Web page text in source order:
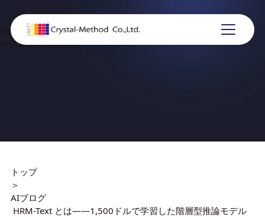
blog
AIブログ
トップ
＞
AIブログ
HRM-Text とは――1,500ドルで学習した階層型推論モデル